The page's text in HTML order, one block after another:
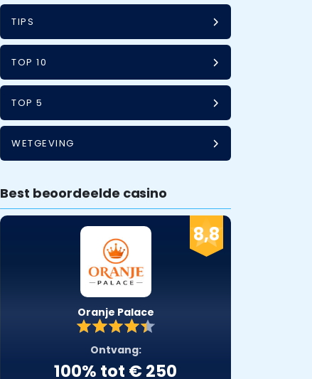
TIPS
TOP 10
TOP 5
WETGEVING
Best beoordeelde casino
8,8
Oranje Palace
Ontvang:
100% tot € 250